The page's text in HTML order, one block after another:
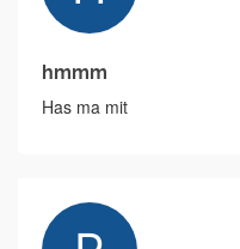
hmmm
Has ma mit